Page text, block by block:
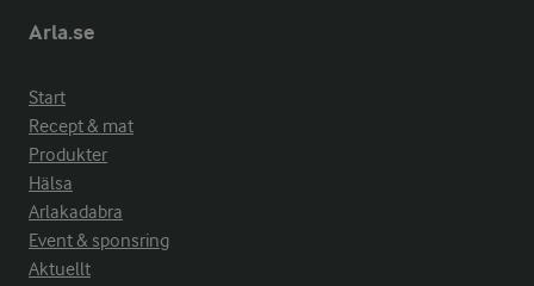
Arla.se
Start
Recept & mat
Produkter
Hälsa
Arlakadabra
Event & sponsring
Aktuellt